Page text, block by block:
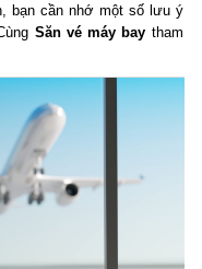
bạn cần nhớ một số lưu ý
Săn vé máy bay tham